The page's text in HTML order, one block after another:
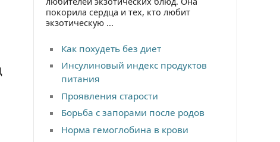
покорила сердца и тех, кто любит
экзотическую ...
Как похудеть без диет
Инсулиновый индекс продуктов
питания
Проявления старости
Борьба с запорами после родов
Норма гемоглобина в крови